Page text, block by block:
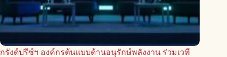
กรังด์ปรีซ์ฯ องค์กรต้นแบบด้านอนุรักษ์พลังงาน ร่วมเวที